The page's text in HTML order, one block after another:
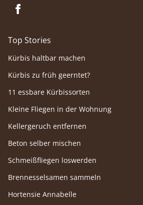
Top Stories
Kürbis haltbar machen
Kürbis zu früh geerntet?
11 essbare Kürbissorten
Kleine Fliegen in der Wohnung
Kellergeruch entfernen
Beton selber mischen
Schmeißfliegen loswerden
Brennesselsamen sammeln
Hortensie Annabelle